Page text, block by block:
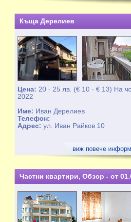
Къща Дерелиев
Цена: 20 - 25 лв. (€ 10 - € 13) На
2022
Име: Иван Дерелиев
Телефон:
Адрес:ул. Иван Райков 10
виж повече
Частни квартири, Обзор - от